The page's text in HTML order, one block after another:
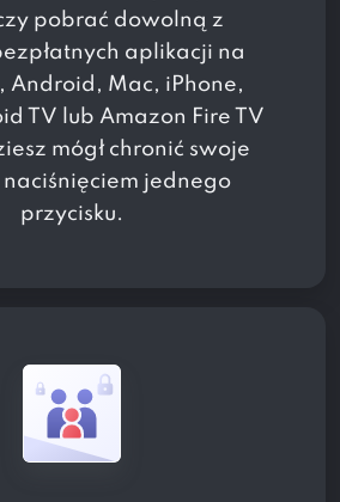
pobrać dowolną z
aplikacji na
Android, Mac, iPhone,
TV lub Amazon Fire TV
mógł chronić swoje
jednego
przycisku.